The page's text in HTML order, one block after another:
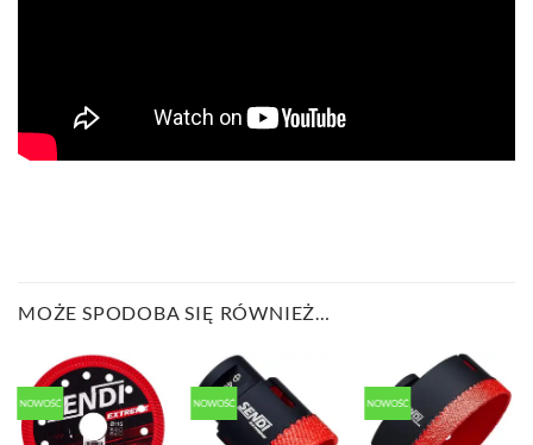
MOŻE SPODOBA SIĘ RÓWNIEŻ…
NOWOŚĆ NOWOŚĆ NOWOŚĆ